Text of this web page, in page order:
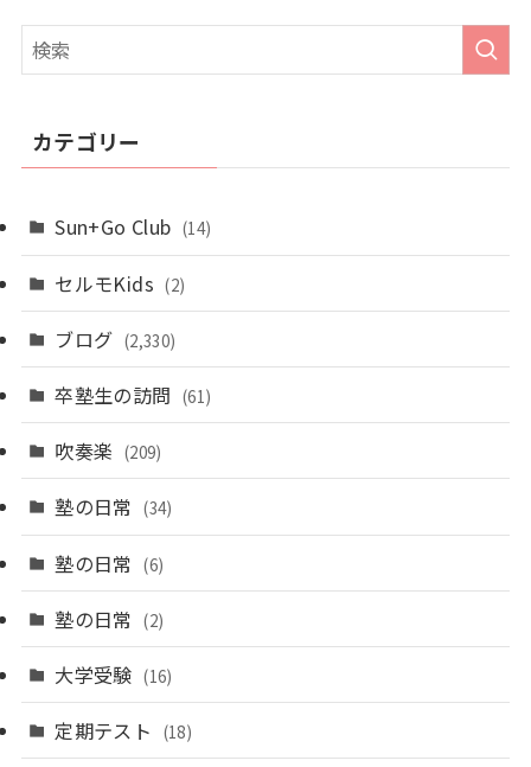
カテゴリー
Sun+Go Club (14)
セルモKids (2)
ブログ (2,330)
卒塾生の訪問 (61)
吹奏楽 (209)
塾の日常 (34)
塾の日常 (6)
塾の日常 (2)
大学受験 (16)
定期テスト (18)